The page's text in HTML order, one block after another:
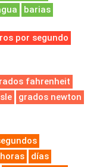
barias
por segundo
fahrenheit
grados newton
horas
días